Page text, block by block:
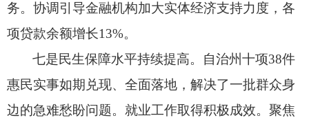
务。 协调引导金融机构加大实体经济支持力度， 各
项贷款余额增长13%。
七是民生保障水平持续提高。 自治州十项38件
惠民实事如期兑现、 全面落地， 解决了一批群众身
边的急难愁盼问题。 就业工作取得积极成效。 聚焦